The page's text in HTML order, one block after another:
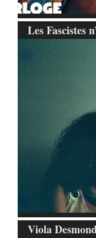
Les Fascistes
Viola